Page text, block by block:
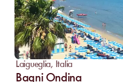
Laigueglia, Italia
Bagni Ondina